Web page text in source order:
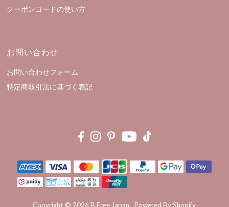
クーポンコードの使い方
お問い合わせ
お問い合わせフォーム
特定商取引法に基づく表記
Copyright © 2026B Free Japan. Powered By Shopify